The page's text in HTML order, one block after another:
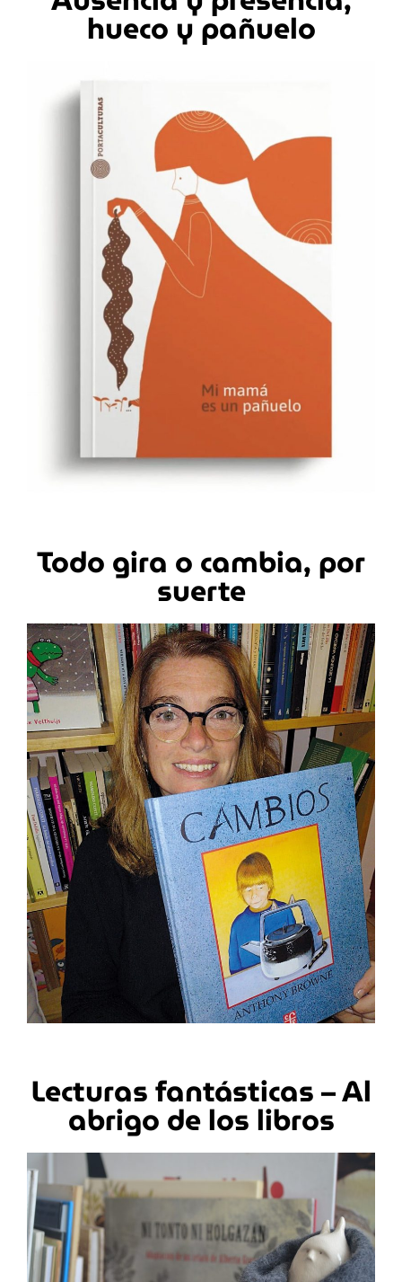
hueco y pañuelo
Todo gira o cambia, por
suerte
Lecturas fantásticas – Al
abrigo de los libros